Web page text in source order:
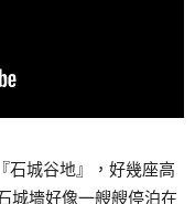
石城谷地』，好幾座高
城墻好像一艘艘停泊在